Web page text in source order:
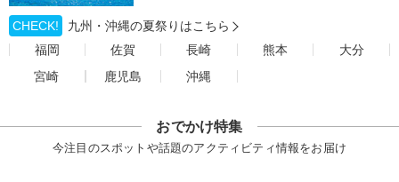
CHECK!
九州・沖縄の夏祭りはこちら
福岡
佐賀 長崎 熊本
大分
宮崎
鹿児島 沖縄
おでかけ特集
今注目のスポットや話題のアクティビティ情報をお届け